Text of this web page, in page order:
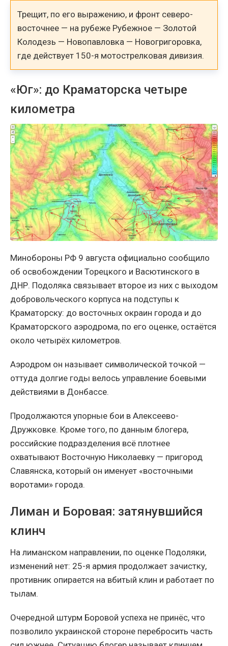
Трещит, по его выражению, и фронт северо-
восточнее — на рубеже Рубежное — Золотой
Колодезь — Новопавловка — Новогригоровка,
где действует 150-я мотострелковая дивизия.
«Юг»: до Краматорска четыре
километра
Минобороны РФ 9 августа официально сообщило
об освобождении Торецкого и Васютинского в
ДНР. Подоляка связывает второе из них с выходом
добровольческого корпуса на подступы к
Краматорску: до восточных окраин города и до
Краматорского аэродрома, по его оценке, остаётся
около четырёх километров.
Аэродром он называет символической точкой —
оттуда долгие годы велось управление боевыми
действиями в Донбассе.
Продолжаются упорные бои в Алексеево-
Дружковке. Кроме того, по данным блогера,
российские подразделения всё плотнее
охватывают Восточную Николаевку — пригород
Славянска, который он именует «восточными
воротами» города.
Лиман и Боровая: затянувшийся
клинч
На лиманском направлении, по оценке Подоляки,
изменений нет: 25-я армия продолжает зачистку,
противник опирается на вбитый клин и работает по
тылам.
Очередной штурм Боровой успеха не принёс, что
позволило украинской стороне перебросить часть